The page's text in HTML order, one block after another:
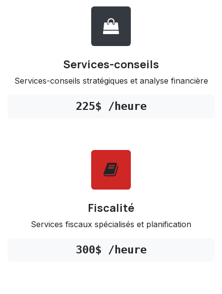
Services-conseils
Services-conseils stratégiques et analyse financière
225$ /heure
Fiscalité
Services fiscaux spécialisés et planification
300$ /heure